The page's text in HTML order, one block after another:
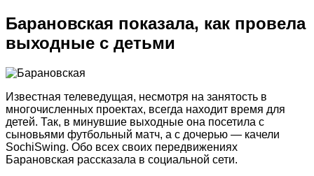
Барановская показала, как провела
выходные с детьми
Известная телеведущая, несмотря на занятость в
многочисленных проектах, всегда находит время для
детей. Так, в минувшие выходные она посетила с
сыновьями футбольный матч, а с дочерью — качели
SochiSwing. Обо всех своих передвижениях
Барановская рассказала в социальной сети.